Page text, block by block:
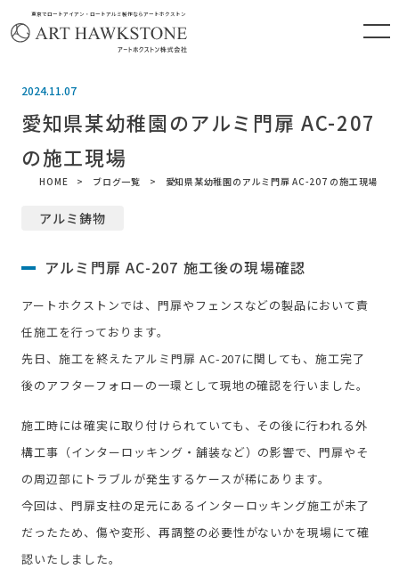
東京でロートアイアン・ロートアルミ製作ならアートホクストン
2024.11.07
愛知県某幼稚園のアルミ門扉 AC-207
の施工現場
HOME ブログ一覧 愛知県某幼稚園のアルミ門扉 AC-207 の施工現場
アルミ鋳物
アルミ門扉 AC-207 施工後の現場確認
アートホクストンでは、門扉やフェンスなどの製品において責
任施工を行っております。
先日、施工を終えたアルミ門扉 AC-207に関しても、施工完了
後のアフターフォローの一環として現地の確認を行いました。
施工時には確実に取り付けられていても、その後に行われる外
構工事（インターロッキング・舗装など）の影響で、門扉やそ
の周辺部にトラブルが発生するケースが稀にあります。
今回は、門扉支柱の足元にあるインターロッキング施工が未了
だったため、傷や変形、再調整の必要性がないかを現場にて確
認いたしました。